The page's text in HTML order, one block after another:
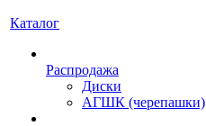
Каталог
Распродажа
Диски
АГШК (черепашки)